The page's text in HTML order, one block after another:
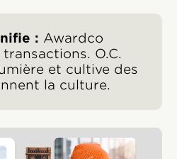
: Awardco
O.C.
et cultive des
la culture.